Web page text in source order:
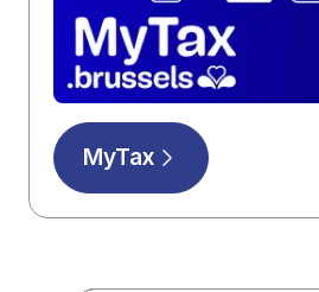
MyTax